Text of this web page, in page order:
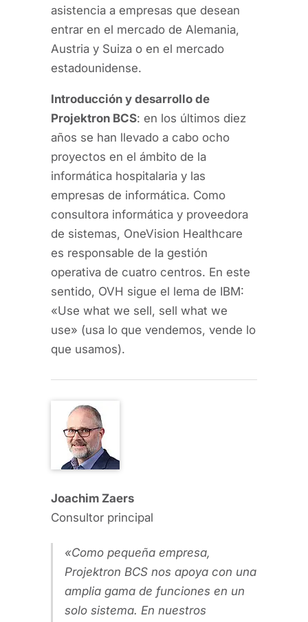
asistencia a empresas que desean
entrar en el mercado de Alemania,
Austria y Suiza o en el mercado
estadounidense.
Introducción y desarrollo de
Projektron BCS: en los últimos diez
años se han llevado a cabo ocho
proyectos en el ámbito de la
informática hospitalaria y las
empresas de informática. Como
consultora informática y proveedora
de sistemas, OneVision Healthcare
es responsable de la gestión
operativa de cuatro centros. En este
sentido, OVH sigue el lema de IBM:
«Use what we sell, sell what we
use» (usa lo que vendemos, vende lo
que usamos).
Joachim Zaers
Consultor principal
Como pequeña empresa,
Projektron BCS nos apoya con una
amplia gama de funciones en un
solo sistema. En nuestros